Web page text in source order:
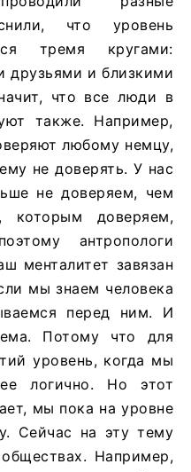
что уровень
тремя кругами:
друзьями и близкими
что все люди в
также. Например,
любому немцу,
не доверять. У нас
не доверяем, чем
которым доверяем,
антропологи
менталитет завязан
мы знаем человека
перед ним. И
Потому что для
уровень, когда мы
логично. Но этот
мы пока на уровне
Сейчас на эту тему
Например,